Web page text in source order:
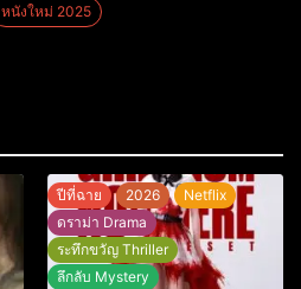
หนังใหม่ 2025
ปีที่ฉาย 2026
Netflix
ดราม่า Drama
ระทึกขวัญ Thriller
ลึกลับ Mystery